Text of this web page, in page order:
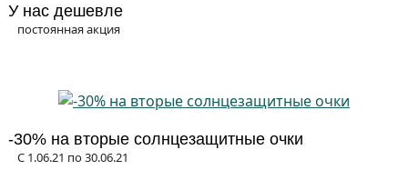
У нас дешевле
постоянная акция
-30% на вторые солнцезащитные очки
С 1.06.21 по 30.06.21